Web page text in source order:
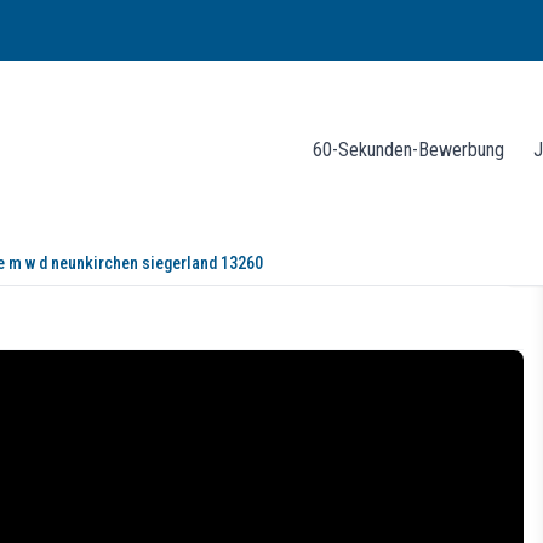
60-Sekunden-Bewerbung
m w d neunkirchen siegerland 13260